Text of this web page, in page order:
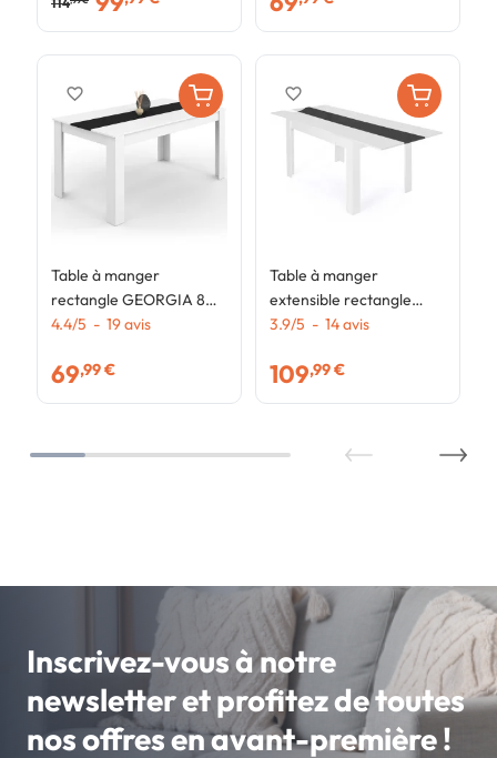
Table à manger
rectangle GEORGIA 8
personnes blanche et
4.4/5 - 19avis
69,99 €
favorite_border
Table à manger
extensible rectangle
GEORGIA 6-10
grise 140-220 x 90 cm
3.9/5 - 14avis
109,99 €
favorite_border
Inscrivez-vous à notre
newsletter et profitez de toutes
nos offres en avant-première !